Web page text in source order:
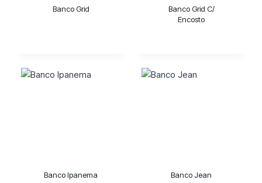
Banco Grid
Banco Grid C/
Encosto
Banco Ipanema Banco Jean